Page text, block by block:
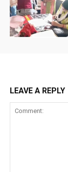
LEAVE A REPLY